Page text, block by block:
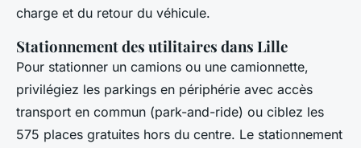
charge et du retour du véhicule.
Stationnement des utilitaires dans Lille
Pour stationner un camions ou une camionnette,
privilégiez les parkings en périphérie avec accès
transport en commun (park-and-ride) ou ciblez les
575 places gratuites hors du centre. Le stationnement